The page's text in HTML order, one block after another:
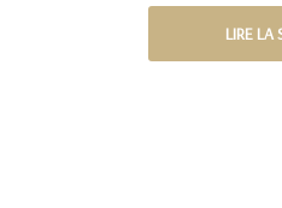
LIRE LA